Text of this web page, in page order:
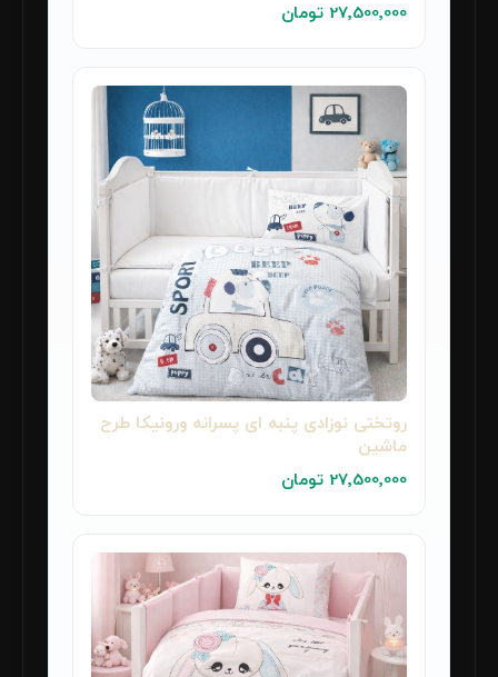
27٬500٬000 تومان
روتختی نوزادی پنبه ای پسرانه ورونیکا طرح
ماشین
27٬500٬000 تومان